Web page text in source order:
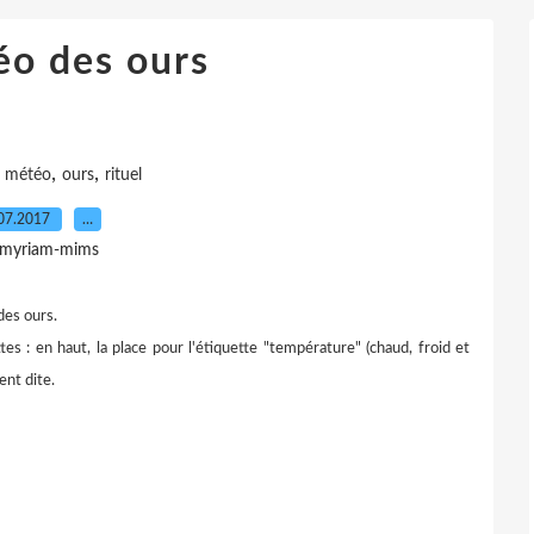
des ours
météo, ours, rituel
…
mims
ours.
: en haut, la place pour l'étiquette "température" (chaud, froid et
dite.